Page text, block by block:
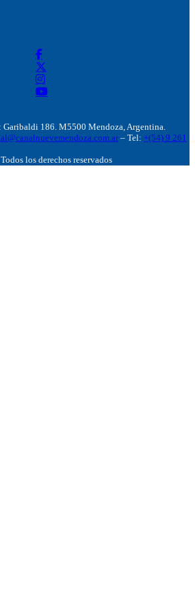
186. M5500 Mendoza, Argentina.
– Tel: +(54) 9 261
los derechos reservados